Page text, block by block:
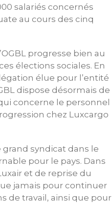
salariés concernés
au cours des cinq
progresse bien au
élections sociales. En
élue pour l’entité
dispose désormais de
concerne le personnel
chez Luxcargo
grand syndicat dans le
pour le pays. Dans
et de reprise du
jamais pour continuer
de travail, ainsi que pour